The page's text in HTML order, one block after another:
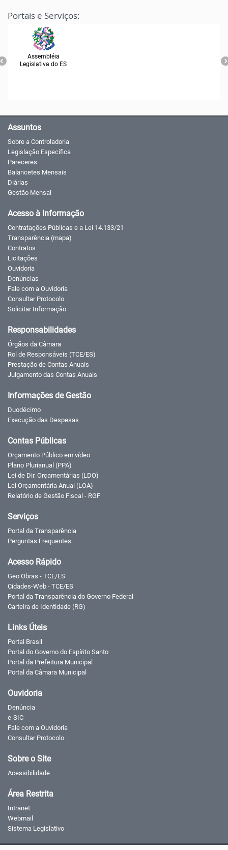
Portais e Serviços:
Assembléia
Legislativa do ES
Assuntos
Sobre a Controladoria
Legislação Específica
Pareceres
Balancetes Mensais
Diárias
Gestão Mensal
Acesso à Informação
Contratações Públicas e a Lei 14.133/21
Transparência (mapa)
Contratos
Licitações
Ouvidoria
Denúncias
Fale com a Ouvidoria
Consultar Protocolo
Solicitar Informação
Responsabilidades
Órgãos da Câmara
Rol de Responsáveis (TCE/ES)
Prestação de Contas Anuais
Julgamento das Contas Anuais
Informações de Gestão
Duodécimo
Execução das Despesas
Contas Públicas
Orçamento Público em vídeo
Plano Plurianual (PPA)
Lei de Dir. Orçamentárias (LDO)
Lei Orçamentária Anual (LOA)
Relatório de Gestão Fiscal - RGF
Serviços
Portal da Transparência
Perguntas Frequentes
Acesso Rápido
Geo Obras - TCE/ES
Cidades-Web - TCE/ES
Portal da Transparência do Governo Federal
Carteira de Identidade (RG)
Links Úteis
Portal Brasil
Portal do Governo do Espírito Santo
Portal da Prefeitura Municipal
Portal da Câmara Municipal
Ouvidoria
Denúncia
e-SIC
Fale com a Ouvidoria
Consultar Protocolo
Sobre o Site
Acessibilidade
Área Restrita
Intranet
Webmail
Sistema Legislativo